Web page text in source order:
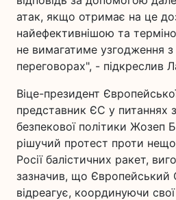
атак, якщо отримає на це
найефективнішою та
не вимагатиме узгодження
переговорах", - підкреслив
Віце-президент
представник ЄС у питаннях
безпекової політики Жозеп
рішучий протест проти
Росії балістичних ракет,
зазначив, що
відреагує, координуючи